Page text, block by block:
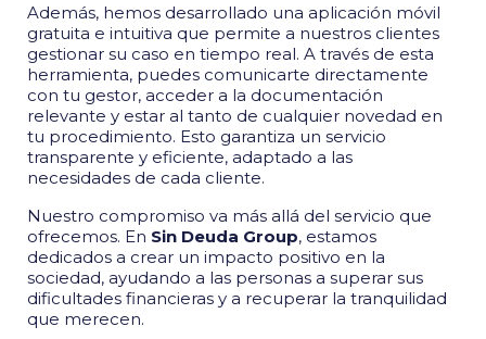
Además, hemos desarrollado una aplicación móvil
gratuita e intuitiva que permite a nuestros clientes
gestionar su caso en tiempo real. A través de esta
herramienta, puedes comunicarte directamente
con tu gestor, acceder a la documentación
relevante y estar al tanto de cualquier novedad en
tu procedimiento. Esto garantiza un servicio
transparente y eficiente, adaptado a las
necesidades de cada cliente.
Nuestro compromiso va más allá del servicio que
ofrecemos. En Sin Deuda Group, estamos
dedicados a crear un impacto positivo en la
sociedad, ayudando a las personas a superar sus
dificultades financieras y a recuperar la tranquilidad
que merecen.